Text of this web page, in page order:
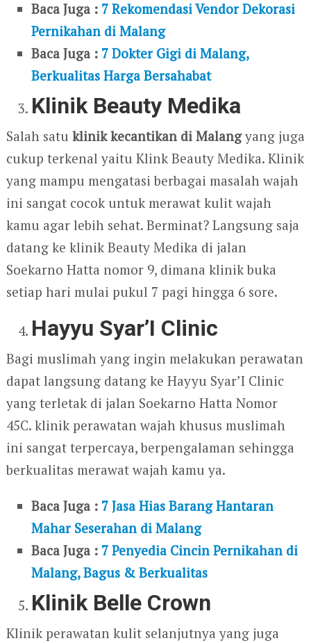
Baca Juga : 7 Rekomendasi Vendor Dekorasi
Pernikahan di Malang
Baca Juga : 7 Dokter Gigi di Malang,
Berkualitas Harga Bersahabat
Klinik Beauty Medika
Salah satu klinik kecantikan di Malangyang juga
cukup terkenal yaitu Klink Beauty Medika. Klinik
yang mampu mengatasi berbagai masalah wajah
ini sangat cocok untuk merawat kulit wajah
kamu agar lebih sehat. Berminat? Langsung saja
datang ke klinik Beauty Medika di jalan
Soekarno Hatta nomor 9, dimana klinik buka
setiap hari mulai pukul 7 pagi hingga 6 sore.
Hayyu Syar’I Clinic
Bagi muslimah yang ingin melakukan perawatan
dapat langsung datang ke Hayyu Syar’I Clinic
yang terletak di jalan Soekarno Hatta Nomor
45C. klinik perawatan wajah khusus muslimah
ini sangat terpercaya, berpengalaman sehingga
berkualitas merawat wajah kamu ya.
Baca Juga : 7 Jasa Hias Barang Hantaran
Mahar Seserahan di Malang
Baca Juga : 7 Penyedia Cincin Pernikahan di
Malang, Bagus & Berkualitas
Klinik Belle Crown
Klinik perawatan kulit selanjutnya yang juga